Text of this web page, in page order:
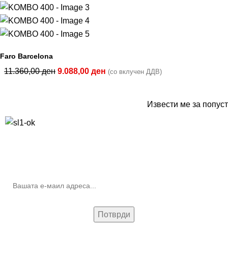
Faro Barcelona
11.360,00ден 9.088,00 ден (со вклучен ДДВ)
Извести ме за попуст